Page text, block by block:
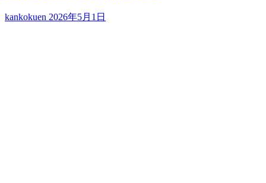
kankokuen 2026年5月1日